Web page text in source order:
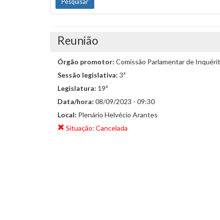
Reunião
Órgão promotor: Comissão Parlamentar de
Sessão legislativa: 3ª
Legislatura: 19ª
Data/hora: 08/09/2023 - 09:30
Local: Plenário Helvécio Arantes
Situação: Cancelada